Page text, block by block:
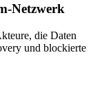
Netzwerk
die Daten
und blockierte